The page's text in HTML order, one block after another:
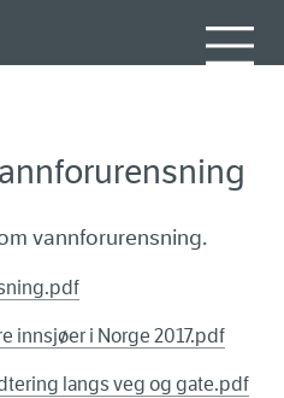
vannforurensning.
innsjøer i Norge 2017.pdf
langs veg og gate.pdf